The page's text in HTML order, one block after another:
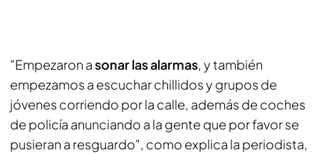
"Empezaron asonar las alarmas, y también
empezamos a escuchar chillidos y grupos de
jóvenes corriendo por la calle, además de coches
de policía anunciando a la gente que por favor se
pusieran a resguardo", como explica la periodista,